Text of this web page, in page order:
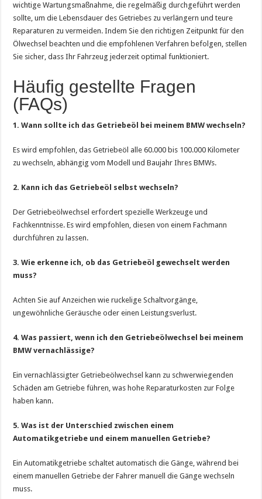
wichtige Wartungsmaßnahme, die regelmäßig durchgeführt werden
sollte, um die Lebensdauer des Getriebes zu verlängern und teure
Reparaturen zu vermeiden. Indem Sie den richtigen Zeitpunkt für den
Ölwechsel beachten und die empfohlenen Verfahren befolgen, stellen
Sie sicher, dass Ihr Fahrzeug jederzeit optimal funktioniert.
Häufig gestellte Fragen
(FAQs)
1. Wann sollte ich das Getriebeöl bei meinem BMW wechseln?
Es wird empfohlen, das Getriebeöl alle 60.000 bis 100.000 Kilometer
zu wechseln, abhängig vom Modell und Baujahr Ihres BMWs.
2. Kann ich das Getriebeöl selbst wechseln?
Der Getriebeölwechsel erfordert spezielle Werkzeuge und
Fachkenntnisse. Es wird empfohlen, diesen von einem Fachmann
durchführen zu lassen.
3. Wie erkenne ich, ob das Getriebeöl gewechselt werden
muss?
Achten Sie auf Anzeichen wie ruckelige Schaltvorgänge,
ungewöhnliche Geräusche oder einen Leistungsverlust.
4. Was passiert, wenn ich den Getriebeölwechsel bei meinem
BMW vernachlässige?
Ein vernachlässigter Getriebeölwechsel kann zu schwerwiegenden
Schäden am Getriebe führen, was hohe Reparaturkosten zur Folge
haben kann.
5. Was ist der Unterschied zwischen einem
Automatikgetriebe und einem manuellen Getriebe?
Ein Automatikgetriebe schaltet automatisch die Gänge, während bei
einem manuellen Getriebe der Fahrer manuell die Gänge wechseln
muss.